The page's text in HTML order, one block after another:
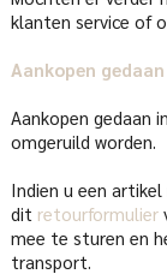
klanten service of
Aankopen
Aankopen gedaan
omgeruild worden.
Indien u een
dit retourformulier
mee te sturen en
transport.